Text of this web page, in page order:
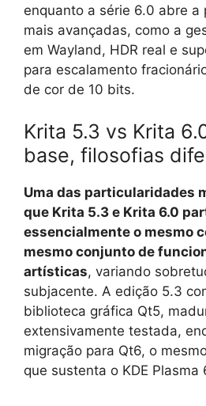
enquanto a série 6.0 abre a
mais avançadas, como a
em Wayland, HDR real e
para escalamento
de cor de 10 bits.
Krita 5.3 vs Krita
base, filosofias
Uma das particularidades
que Krita 5.3 e Krita 6.0
essencialmente o mesmo
mesmo conjunto de
artísticas, variando
subjacente. A edição 5.3
biblioteca gráfica Qt5,
extensivamente testada,
migração para Qt6, o
que sustenta o KDE Plasma